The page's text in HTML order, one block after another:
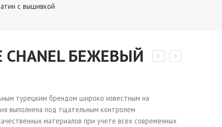
с вышивкой
CHANEL БЕЖЕВЫЙ
турецким брендом широко известным на
выполнена под тщательным контролем
материалов при учете всех современных